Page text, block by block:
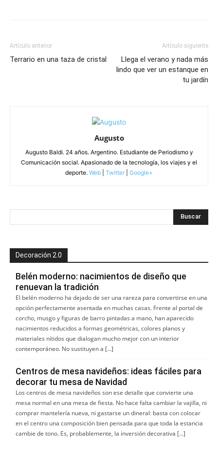
Artículo anterior
Terrario en una taza de cristal
Artículo siguiente
Llega el verano y nada más
lindo que ver un estanque en
tu jardín
Augusto
Augusto Baldi. 24 años. Argentino. Estudiante de Periodismo y
Comunicación social. Apasionado de la tecnología, los viajes y el
deporte. Web Twitter Google+
Decoración 2.0
Belén moderno: nacimientos de diseño que
renuevan la tradición
El belén moderno ha dejado de ser una rareza para convertirse en una
opción perfectamente asentada en muchas casas. Frente al portal de
corcho, musgo y figuras de barro pintadas a mano, han aparecido
nacimientos reducidos a formas geométricas, colores planos y
materiales nítidos que dialogan mucho mejor con un interior
contemporáneo. No sustituyen a […]
Centros de mesa navideños: ideas fáciles para
decorar tu mesa de Navidad
Los centros de mesa navideños son ese detalle que convierte una
mesa normal en una mesa de fiesta. No hace falta cambiar la vajilla, ni
comprar mantelería nueva, ni gastarse un dineral: basta con colocar
en el centro una composición bien pensada para que toda la estancia
cambie de tono. Es, probablemente, la inversión decorativa […]